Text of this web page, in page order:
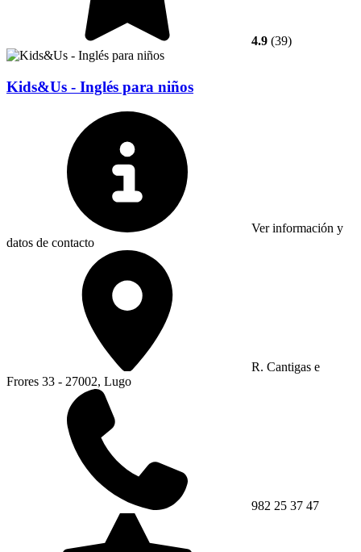
4.9 (39)
Kids&Us - Inglés para niños
Ver información y
datos de contacto
R. Cantigas e
Frores 33 - 27002, Lugo
982 25 37 47